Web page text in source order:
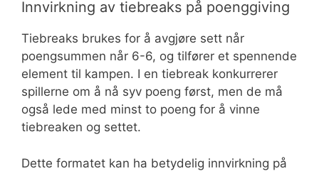
Innvirkning av tiebreaks på poenggiving
Tiebreaks brukes for å avgjøre sett når
poengsummen når 6-6, og tilfører et spennende
element til kampen. I en tiebreak konkurrerer
spillerne om å nå syv poeng først, men de må
også lede med minst to poeng for å vinne
tiebreaken og settet.
Dette formatet kan ha betydelig innvirkning på